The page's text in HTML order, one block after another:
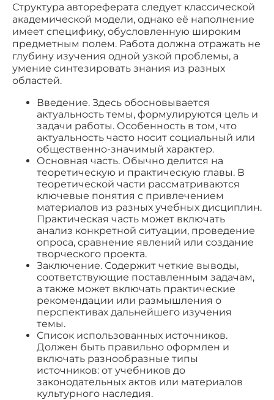
Структура автореферата следует классической
академической модели, однако её наполнение
имеет специфику, обусловленную широким
предметным полем. Работа должна отражать не
глубину изучения одной узкой проблемы, а
умение синтезировать знания из разных
областей.
Введение. Здесь обосновывается
актуальность темы, формулируются цель и
задачи работы. Особенность в том, что
актуальность часто носит социальный или
общественно-значимый характер.
Основная часть. Обычно делится на
теоретическую и практическую главы. В
теоретической части рассматриваются
ключевые понятия с привлечением
материалов из разных учебных дисциплин.
Практическая часть может включать
анализ конкретной ситуации, проведение
опроса, сравнение явлений или создание
творческого проекта.
Заключение. Содержит четкие выводы,
соответствующие поставленным задачам,
а также может включать практические
рекомендации или размышления о
перспективах дальнейшего изучения
темы.
Список использованных источников.
Должен быть правильно оформлен и
включать разнообразные типы
источников: от учебников до
законодательных актов или материалов
культурного наследия.